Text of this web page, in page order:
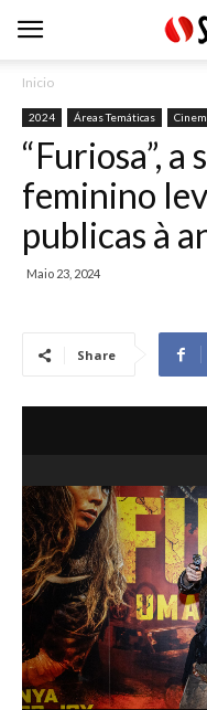
Inicio
2024 Áreas Temáticas
“Furiosa”,
feminino
publicas à
Maio 23, 2024
Share